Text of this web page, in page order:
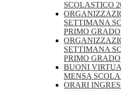
SCOLASTICO
SETTIMANA
PRIMO GRADO
SETTIMANA
PRIMO GRADO
BUONI
MENSA
ORARI